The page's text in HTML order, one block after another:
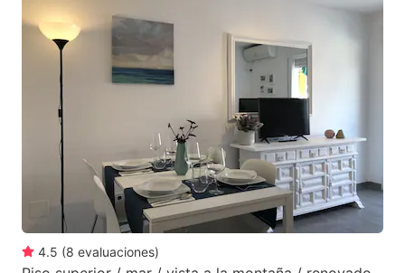
4.5 (8 evaluaciones)